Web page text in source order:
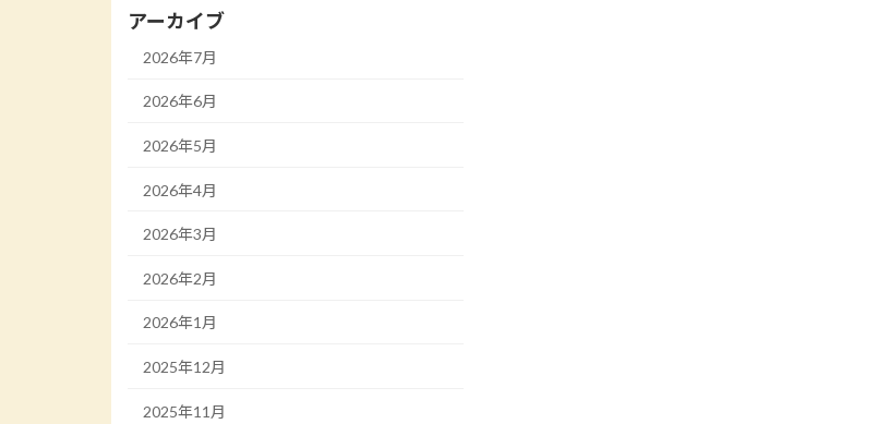
アーカイブ
2026年7月
2026年6月
2026年5月
2026年4月
2026年3月
2026年2月
2026年1月
2025年12月
2025年11月